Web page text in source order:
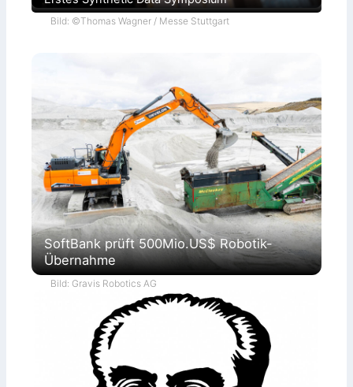
Bild: ©Thomas Wagner / Messe Stuttgart
SoftBank prüft 500Mio.US$ Robotik-
Übernahme
Bild: Gravis Robotics AG